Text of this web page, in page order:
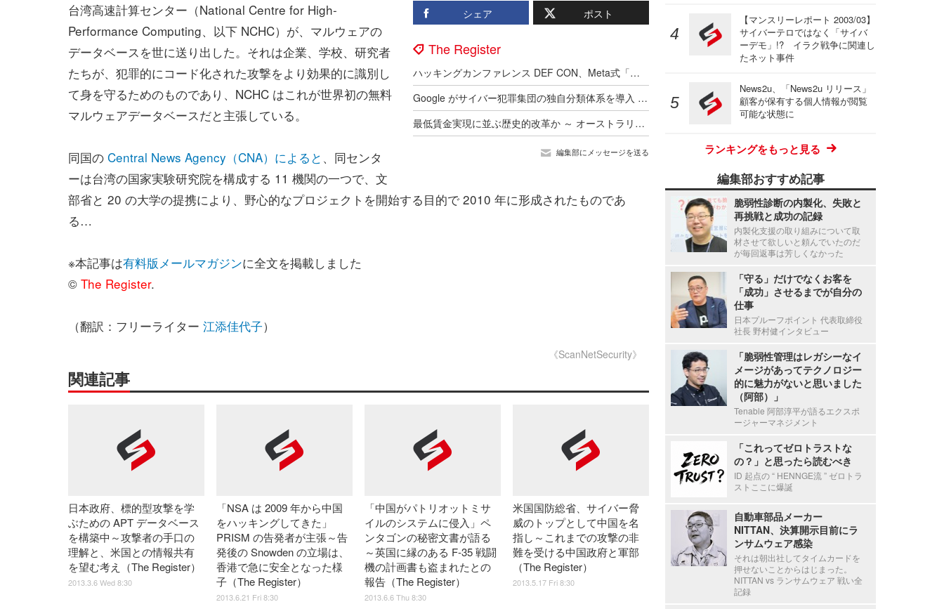
シェア ポスト
The Register
ハッキングカンファレンス DEF CON、Meta式「変態メガネ」全面禁止（度付きもNG）広がるスマートグラス締め出し
Google がサイバー犯罪集団の独自分類体系を導入 ～ Microsoft と CrowdStrike が推進した業界統一規則はいずこへ
最低賃金実現に並ぶ歴史的改革か ～ オーストラリア首相が AI 企業に消費する以上の発電とコンテンツ盗用停止を突きつける
編集部にメッセージを送る
台湾高速計算センター（National Centre for High-
Performance Computing、以下 NCHC）が、マルウェアの
データベースを世に送り出した。それは企業、学校、研究者
たちが、犯罪的にコード化された攻撃をより効果的に識別し
て身を守るためのものであり、NCHC はこれが世界初の無料
マルウェアデータベースだと主張している。
同国の Central News Agency（CNA）によると 、同センタ
ーは台湾の国家実験研究院を構成する 11 機関の一つで、文
部省と 20 の大学の提携により、野心的なプロジェクトを開始する目的で 2010 年に形成されたものであ
る…
※本記事は有料版メールマガジンに全文を掲載しました
© The Register.
（翻訳：フリーライター 江添佳代子）
《ScanNetSecurity》
関連記事
日本政府、標的型攻撃を学
ぶための APT データベース
を構築中～攻撃者の手口の
理解と、米国との情報共有
を望む考え（The Register）
2013.3.6 Wed 8:30
「NSA は 2009 年から中国
をハッキングしてきた」
PRISM の告発者が主張～告
発後の Snowden の立場は、
香港で急に安全となった様
子（The Register）
2013.6.21 Fri 8:30
「中国がパトリオットミサ
イルのシステムに侵入」ペ
ンタゴンの秘密文書が語る
～英国に縁のある F-35 戦闘
機の計画書も盗まれたとの
報告（The Register）
2013.6.6 Thu 8:30
米国国防総省、サイバー脅
威のトップとして中国を名
指し～これまでの攻撃の非
難を受ける中国政府と軍部
（The Register）
2013.5.17 Fri 8:30
【マンスリーレポート 2003/03】
サイバーテロではなく「サイバ
ーデモ」!? イラク戦争に関連し
たネット事件
News2u、「News2u リリース」
顧客が保有する個人情報が閲覧
可能な状態に
ランキングをもっと見る
編集部おすすめ記事
脆弱性診断の内製化、失敗と
再挑戦と成功の記録
内製化支援の取り組みについて取
材させて欲しいと頼んでいたのだ
が毎回返事は芳しくなかった
「守る」だけでなくお客を
「成功」させるまでが自分の
仕事
日本プルーフポイント 代表取締役
社長 野村健インタビュー
「脆弱性管理はレガシーなイ
メージがあってテクノロジー
的に魅力がないと思いました
（阿部）」
Tenable 阿部淳平が語るエクスポ
ージャーマネジメント
「これってゼロトラストな
の？」と思ったら読むべき
ID 起点の “ HENNGE流 ” ゼロトラ
ストここに爆誕
自動車部品メーカー
NITTAN、決算開示目前にラ
ンサムウェア感染
それは朝出社してタイムカードを
押せないことからはじまった。
NITTAN vs ランサムウェア 戦い全
記録